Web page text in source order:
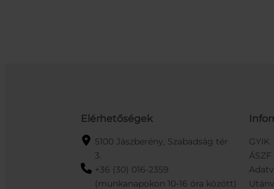
Elérhetőségek
5100 Jászberény, Szabadság tér
3.
+36 (30) 016-2359
(munkanapokon 10-16 óra között)
GYIK
ÁSZF